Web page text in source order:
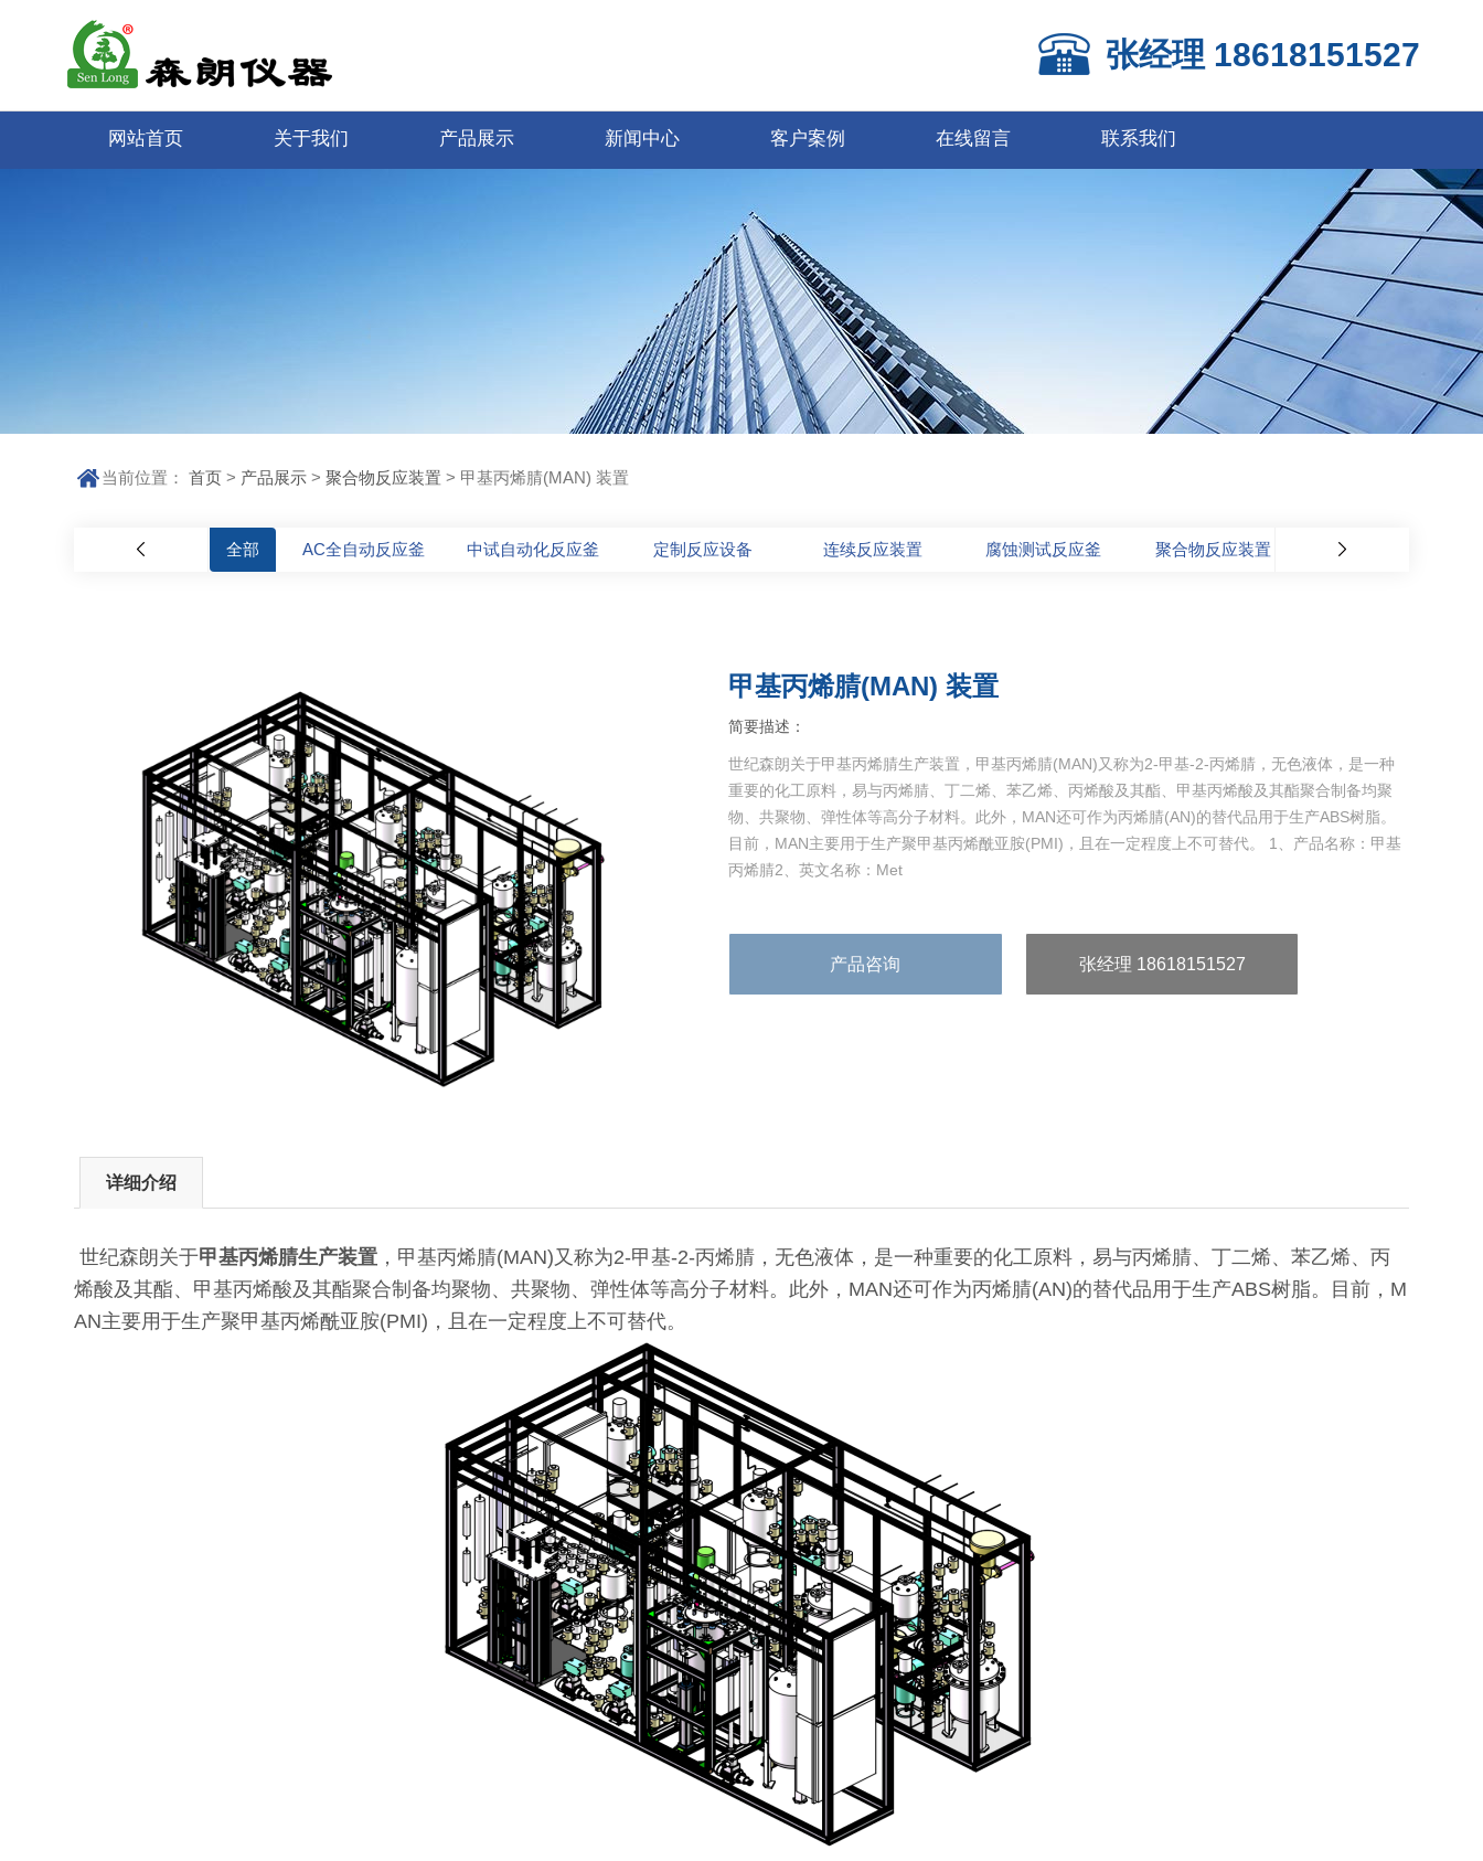
张经理 18618151527
网站首页 关于我们 产品展示 新闻中心 客户案例 在线留言 联系我们
当前位置：首页 > 产品展示 >聚合物反应装置 > 甲基丙烯腈(MAN) 装置
全部 AC全自动反应釜 中试自动化反应釜 定制反应设备 连续反应装置 腐蚀测试反应釜 聚合物反应装置
甲基丙烯腈(MAN) 装置
简要描述：
世纪森朗关于甲基丙烯腈生产装置，甲基丙烯腈(MAN)又称为2-甲基-2-丙烯腈，无色液体，是一种
重要的化工原料，易与丙烯腈、丁二烯、苯乙烯、丙烯酸及其酯、甲基丙烯酸及其酯聚合制备均聚
物、共聚物、弹性体等高分子材料。此外，MAN还可作为丙烯腈(AN)的替代品用于生产ABS树脂。
目前，MAN主要用于生产聚甲基丙烯酰亚胺(PMI)，且在一定程度上不可替代。 1、产品名称：甲基
丙烯腈2、英文名称：Met
产品咨询 张经理 18618151527
详细介绍
世纪森朗关于甲基丙烯腈生产装置 ，甲基丙烯腈(MAN)又称为2-甲基-2-丙烯腈，无色液体，是一种重要的化工原料，易与丙烯腈、丁二烯、苯乙烯、丙
烯酸及其酯、甲基丙烯酸及其酯聚合制备均聚物、共聚物、弹性体等高分子材料。此外，MAN还可作为丙烯腈(AN)的替代品用于生产ABS树脂。目前，M
AN主要用于生产聚甲基丙烯酰亚胺(PMI)，且在一定程度上不可替代。